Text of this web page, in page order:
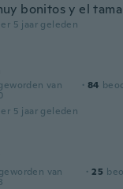
bonitos y el
5 jaar geleden
van
· 84
5 jaar geleden
van
· 25